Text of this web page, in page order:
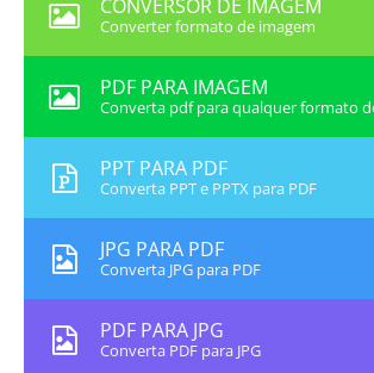
CONVERSOR DE IMAGEM
Converter formato de imagem
PDF PARA IMAGEM
Converta pdf para qualquer formato
PPT PARA PDF
Converta PPT e PPTX para PDF
JPG PARA PDF
Converta JPG para PDF
PDF PARA JPG
Converta PDF para JPG